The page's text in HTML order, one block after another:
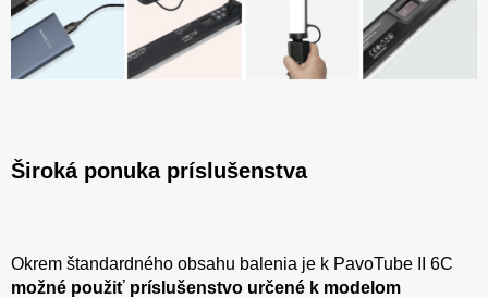
Široká ponuka príslušenstva
Okrem štandardného obsahu balenia je k PavoTube II 6C
možné použiť príslušenstvo určené k modelom